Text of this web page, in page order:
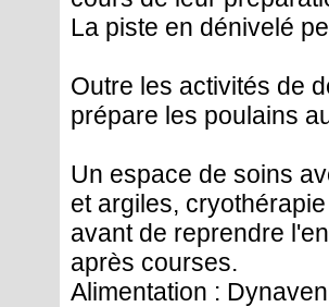
La piste en dénivelé
Outre les activités de
prépare les poulains
Un espace de soins
et argiles,
avant de reprendre
après courses.
Alimentation :